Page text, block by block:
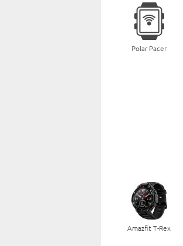
Polar Pacer
Amazfit T-Rex